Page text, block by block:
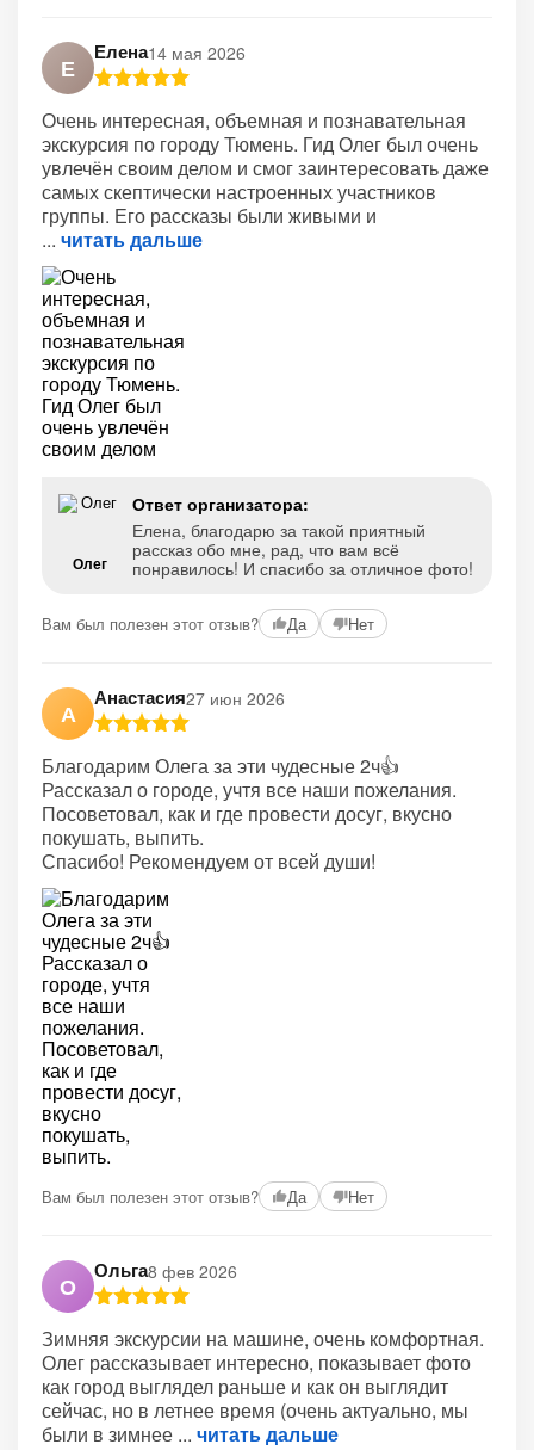
Е
Елена14 мая 2026
Очень интересная, объемная и познавательная
экскурсия по городу Тюмень. Гид Олег был очень
увлечён своим делом и смог заинтересовать даже
самых скептически настроенных участников
группы. Его рассказы были живыми и
читать дальше
Олег
Ответ организатора:
Елена, благодарю за такой приятный
рассказ обо мне, рад, что вам всё
понравилось! И спасибо за отличное фото!
Вам был полезен этот отзыв? Да Нет
А
Анастасия27 июн 2026
Благодарим Олега за эти чудесные 2ч👍
Рассказал о городе, учтя все наши пожелания.
Посоветовал, как и где провести досуг, вкусно
покушать, выпить.
Спасибо! Рекомендуем от всей души!
Вам был полезен этот отзыв? Да Нет
О
Ольга8 фев 2026
Зимняя экскурсии на машине, очень комфортная.
Олег рассказывает интересно, показывает фото
как город выглядел раньше и как он выглядит
сейчас, но в летнее время (очень актуально, мы
были в зимнее
читать дальше